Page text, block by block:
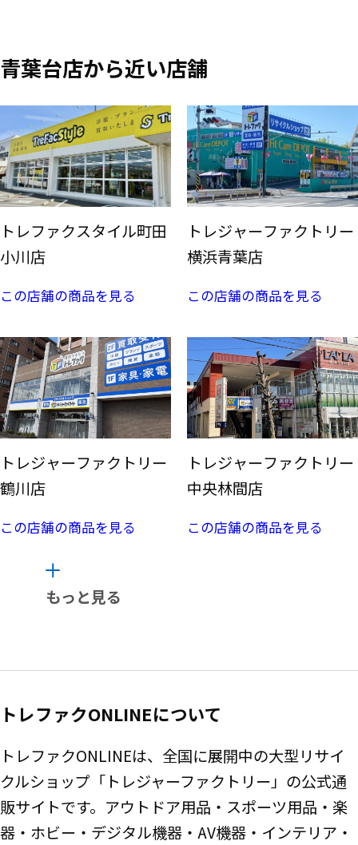
青葉台店から近い店舗
トレファクスタイル町田
小川店
この店舗の商品を見る
トレジャーファクトリー
横浜青葉店
この店舗の商品を見る
トレジャーファクトリー
鶴川店
この店舗の商品を見る
トレジャーファクトリー
中央林間店
この店舗の商品を見る
もっと見る
トレファクONLINEについて
トレファクONLINEは、全国に展開中の大型リサイ
クルショップ「トレジャーファクトリー」の公式通
販サイトです。アウトドア用品・スポーツ用品・楽
器・ホビー・デジタル機器・AV機器・インテリア・